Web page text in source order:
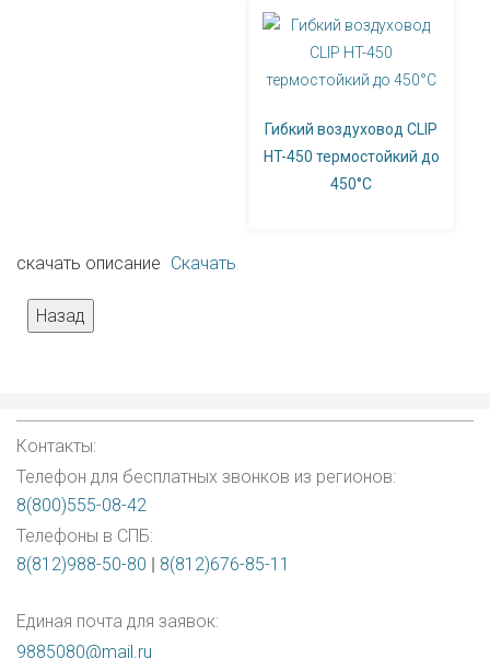
Гибкий воздуховод CLIP
HT-450 термостойкий до
450°С
скачать описание Скачать
Контакты:
Телефон для бесплатных звонков из регионов:
8(800)555-08-42
Телефоны в СПБ:
8(812)988-50-80 | 8(812)676-85-11
Единая почта для заявок:
9885080@mail.ru